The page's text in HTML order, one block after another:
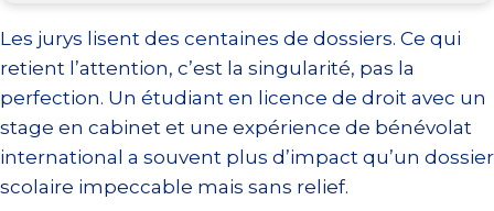
Les jurys lisent des centaines de dossiers. Ce qui
retient l’attention, c’est la singularité, pas la
perfection. Un étudiant en licence de droit avec un
stage en cabinet et une expérience de bénévolat
international a souvent plus d’impact qu’un dossier
scolaire impeccable mais sans relief.